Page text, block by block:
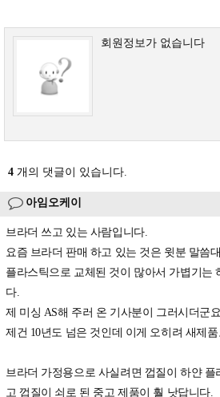
회원정보가 없습니다
4 개의 댓글이 있습니다.
아임오케이
브라더 쓰고 있는 사람입니다.
요즘 브라더 판매 하고 있는 것은 윗분 말씀
플라스틱으로 교체된 것이 많아서 가볍기는
다.
제 미싱 AS해 주러 온 기사분이 그러시더군
제건 10년도 넘은 것인데 이게 오히려 새제
브라더 가정용으로 사실려면 껍질이 하얀
고 껍질이 쇠로 된 중고 제품이 훨 낫답니다.